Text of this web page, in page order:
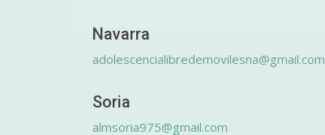
Navarra
adolescencialibredemovilesna@gmail.com
Soria
almsoria975@gmail.com